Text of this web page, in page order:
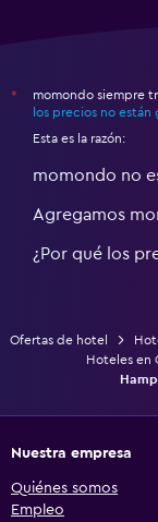
*
momondo siempre
los precios no están
Esta es la razón:
momondo no
Agregamos
¿Por qué los
Ofertas de hotel
Hoteles en
Nuestra empresa
Quiénes somos
Empleo